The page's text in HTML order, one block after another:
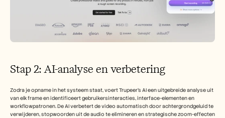
Stap 2: AI-analyse en verbetering
Zodra je opname in het systeem staat, voert Trupeer's AI een uitgebreide analyse uit
van elk frame en identificeert gebruikersinteracties, interface-elementen en
workflowpatronen. De AI verbetert de video automatisch door achtergrondgeluid te
verwijderen, stopwoorden uit de audio te elimineren en strategische zoom-effecten